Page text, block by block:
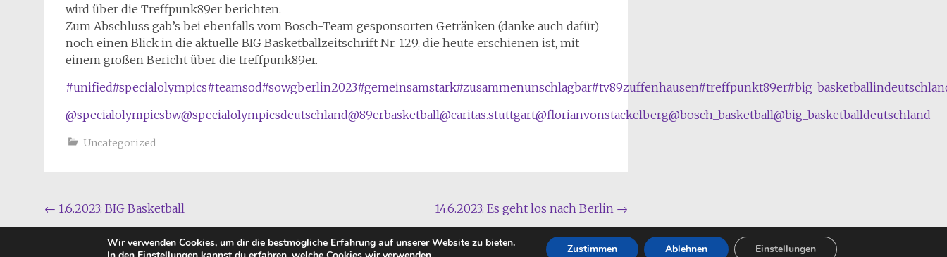
wird über die Treffpunk89er berichten.
Zum Abschluss gab’s bei ebenfalls vom Bosch-Team gesponsorten Getränken (danke auch dafür)
noch einen Blick in die aktuelle BIG Basketballzeitschrift Nr. 129, die heute erschienen ist, mit
einem großen Bericht über die treffpunk89er.
#unified#specialolympics#teamsod#sowgberlin2023#gemeinsamstark#zusammenunschlagbar#tv89zuffenhausen#treffpunkt89er
@specialolympicsbw@specialolympicsdeutschland@89erbasketball@caritas.stuttgart@florianvonstackelberg@bosch_basketball@big_basketballdeutschland
Uncategorized
Beitragsnavigation
← 1.6.2023: BIG Basketball 14.6.2023: Es geht los nach Berlin →
Copyright © 2026TREFFPUNKT 89ER Unified Basketball. All rights reserved. Theme: Radiatevon ThemeGrill. Powered by WordPress.
Wir verwenden Cookies, um dir die bestmögliche Erfahrung auf unserer Website zu bieten.
Zustimmen Ablehnen Einstellungen